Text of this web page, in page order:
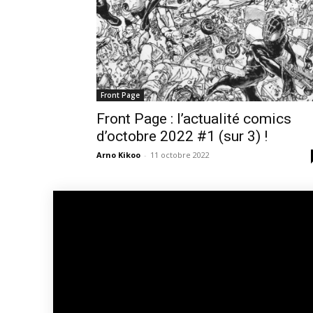
Front Page
Front Page : l’actualité comics
d’octobre 2022 #1 (sur 3) !
Arno Kikoo - 11 octobre 2022